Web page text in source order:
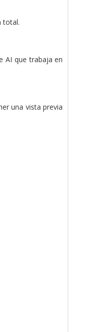
total.
AI que trabaja en
una vista previa